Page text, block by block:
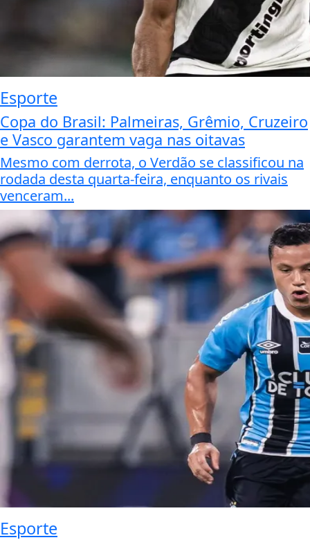
Esporte
Copa do Brasil: Palmeiras, Grêmio, Cruzeiro
e Vasco garantem vaga nas oitavas
Mesmo com derrota, o Verdão se classificou na
rodada desta quarta-feira, enquanto os rivais
venceram...
Esporte